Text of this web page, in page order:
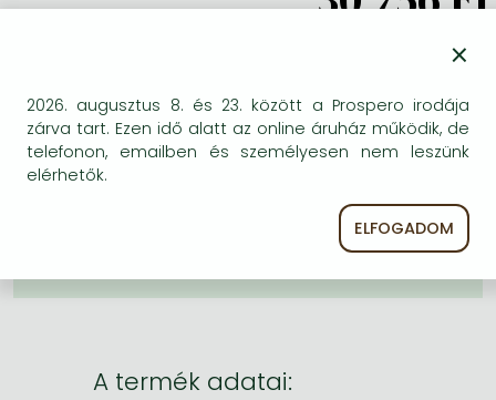
Frieren manga
BESZEREZHETŐSÉG
Bizonytalan a beszerezhetőség. Érdemes még
egyszer keresni szerzővel és címmel. Ha nem talál
A termék adatai:
×
2026. augusztus 8. és 23. között a Prospero irodája
zárva tart. Ezen idő alatt az online áruház működik, de
telefonon, emailben és személyesen nem leszünk
elérhetők.
ELFOGADOM